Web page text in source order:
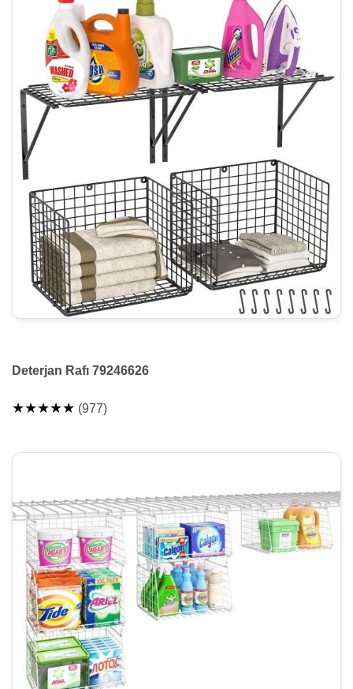
Deterjan Rafı 79246626
★★★★★ (977)